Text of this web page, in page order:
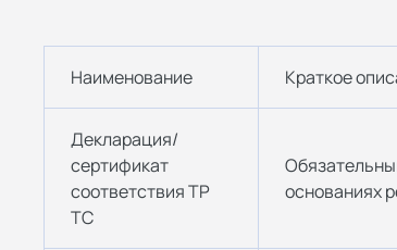
Наименование Краткое
Декларация/
сертификат
соответствия ТР
ТС
основаниях